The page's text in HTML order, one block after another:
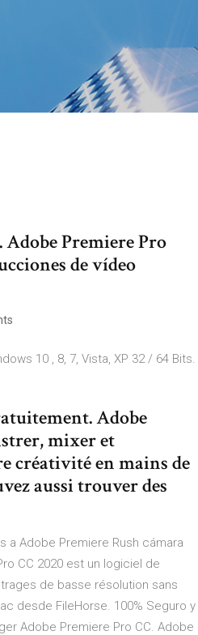
Adobe Premiere Pro
de vídeo
10 , 8, 7, Vista, XP 32 / 64 Bits.
Adobe
mixer et
créativité en mains de
aussi trouver des
Adobe Premiere Rush cámara
CC 2020 est un logiciel de
de basse résolution sans
desde FileHorse. 100% Seguro y
Adobe Premiere Pro CC. Adobe